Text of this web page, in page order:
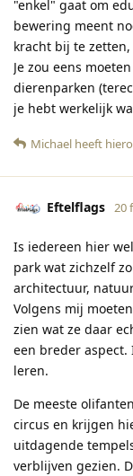
"enkel" gaat om
bewering meent
kracht bij te
Je zou eens
dierenparken
je hebt werkelijk
Michael heeft
Eftelflags 20
Is iedereen hier
park wat zichzelf
architectuur,
Volgens mij
zien wat ze daar
een breder
leren.
De meeste
circus en krijgen
uitdagende
verblijven gezien.